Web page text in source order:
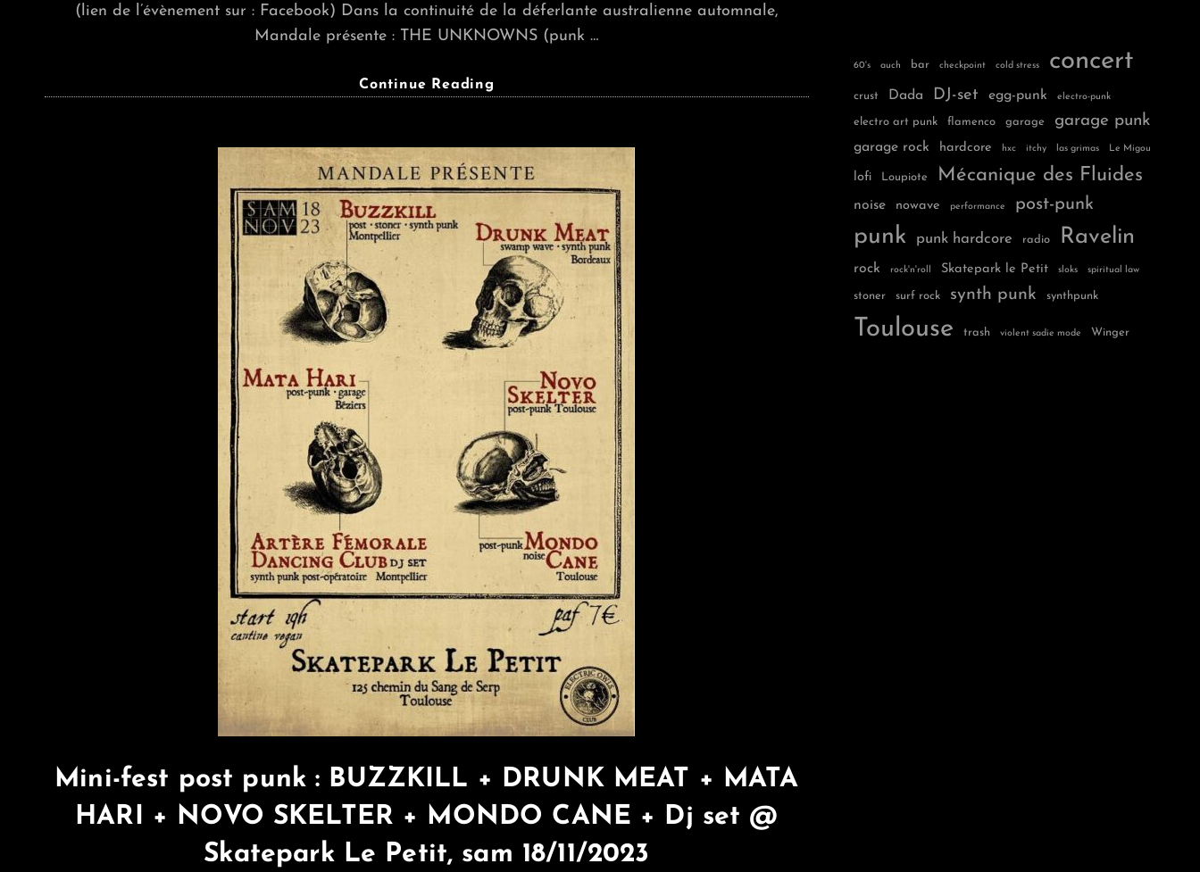
(lien de l’évènement sur : Facebook) Dans la continuité de la déferlante australienne automnale,
Mandale présente : THE UNKNOWNS (punk …
Continue Reading
THE
TENSIONS
(03/11)
Mini-fest post punk : BUZZKILL + DRUNK MEAT + MATA
HARI + NOVO SKELTER + MONDO CANE + Dj set @
Skatepark Le Petit, sam 18/11/2023
60's auch bar checkpoint cold stress concert
crust Dada DJ-set egg-punk electro-punk
electro art punk flamenco garage garage punk
garage rock hardcore hxc itchy las grimas Le Migou
lofi Loupiote Mécanique des Fluides
noise nowave performance post-punk
punk punk hardcore radio Ravelin
rock rock'n'roll Skatepark le Petit sloks spiritual law
stoner surf rock synth punk synthpunk
Toulouse trash violent sadie mode Winger